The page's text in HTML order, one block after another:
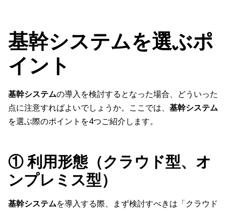
基幹システムを選ぶポ
イント
基幹システムの導入を検討するとなった場合、どういった
点に注意すればよいでしょうか。ここでは、 基幹システム
を選ぶ際のポイントを4つご紹介します。
① 利用形態（クラウド型、オ
ンプレミス型）
基幹システムを導入する際、まず検討すべきは「クラウド